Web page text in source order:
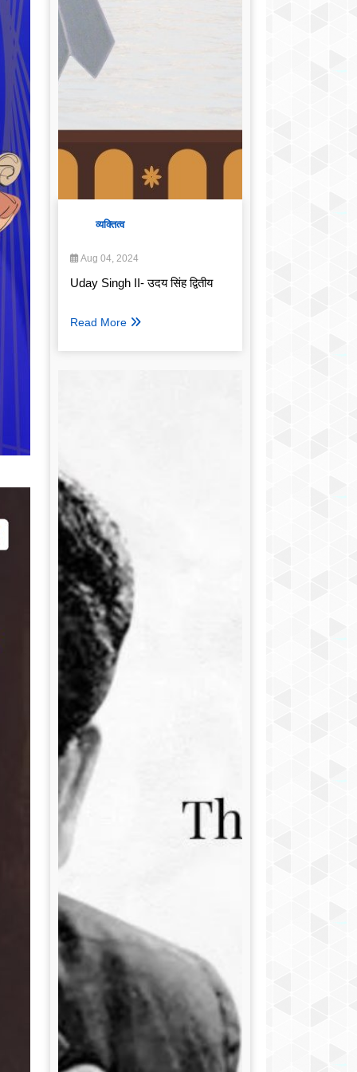
व्यक्तित्व
Aug 04, 2024
Uday Singh II- उदय सिंह द्वितीय
Read More